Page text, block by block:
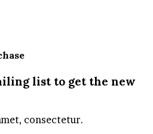
list to get the new
consectetur.